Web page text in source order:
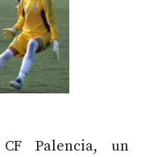
Palencia, un